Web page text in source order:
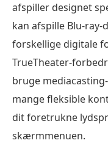
afspiller designet
kan afspille Blu-ray-
forskellige digitale
TrueTheater-
bruge
mange fleksible
dit foretrukne
skærmmenuen.